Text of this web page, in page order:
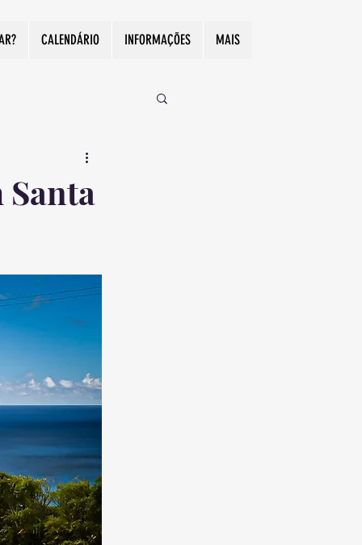
CALENDÁRIO INFORMAÇÕES MAIS
Santa